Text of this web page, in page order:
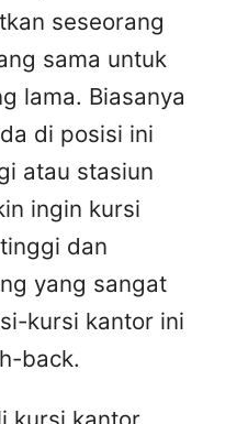
seseorang
sama untuk
lama. Biasanya
di posisi ini
atau stasiun
ingin kursi
dan
yang sangat
kursi kantor ini
back.